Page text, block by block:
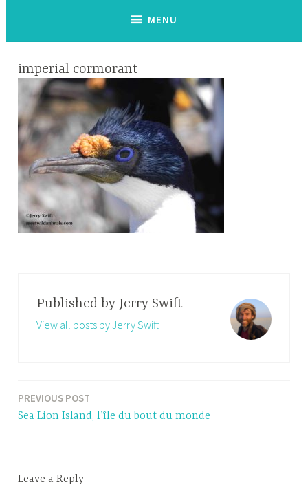
MENU
imperial cormorant
Published by Jerry Swift
View all posts by Jerry Swift
Post
PREVIOUS POST
Sea Lion Island, l’île du bout du monde
Leave a Reply